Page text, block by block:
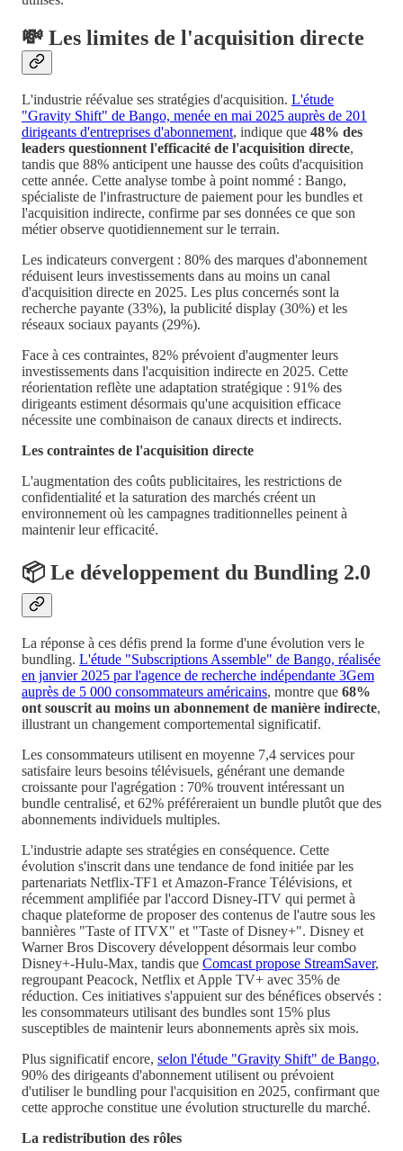
💸 Les limites de l'acquisition directe
L'industrie réévalue ses stratégies d'acquisition. L'étude
"Gravity Shift" de Bango, menée en mai 2025 auprès de 201
dirigeants d'entreprises d'abonnement, indique que 48% des
leaders questionnent l'efficacité de l'acquisition directe,
tandis que 88% anticipent une hausse des coûts d'acquisition
cette année. Cette analyse tombe à point nommé : Bango,
spécialiste de l'infrastructure de paiement pour les bundles et
l'acquisition indirecte, confirme par ses données ce que son
métier observe quotidiennement sur le terrain.
Les indicateurs convergent : 80% des marques d'abonnement
réduisent leurs investissements dans au moins un canal
d'acquisition directe en 2025. Les plus concernés sont la
recherche payante (33%), la publicité display (30%) et les
réseaux sociaux payants (29%).
Face à ces contraintes, 82% prévoient d'augmenter leurs
investissements dans l'acquisition indirecte en 2025. Cette
réorientation reflète une adaptation stratégique : 91% des
dirigeants estiment désormais qu'une acquisition efficace
nécessite une combinaison de canaux directs et indirects.
Les contraintes de l'acquisition directe
L'augmentation des coûts publicitaires, les restrictions de
confidentialité et la saturation des marchés créent un
environnement où les campagnes traditionnelles peinent à
maintenir leur efficacité.
📦 Le développement du Bundling 2.0
La réponse à ces défis prend la forme d'une évolution vers le
bundling. L'étude "Subscriptions Assemble" de Bango, réalisée
en janvier 2025 par l'agence de recherche indépendante 3Gem
auprès de 5 000 consommateurs américains, montre que 68%
ont souscrit au moins un abonnement de manière indirecte,
illustrant un changement comportemental significatif.
Les consommateurs utilisent en moyenne 7,4 services pour
satisfaire leurs besoins télévisuels, générant une demande
croissante pour l'agrégation : 70% trouvent intéressant un
bundle centralisé, et 62% préféreraient un bundle plutôt que des
abonnements individuels multiples.
L'industrie adapte ses stratégies en conséquence. Cette
évolution s'inscrit dans une tendance de fond initiée par les
partenariats Netflix-TF1 et Amazon-France Télévisions, et
récemment amplifiée par l'accord Disney-ITV qui permet à
chaque plateforme de proposer des contenus de l'autre sous les
bannières "Taste of ITVX" et "Taste of Disney+". Disney et
Warner Bros Discovery développent désormais leur combo
Disney+-Hulu-Max, tandis que Comcast propose StreamSaver,
regroupant Peacock, Netflix et Apple TV+ avec 35% de
réduction. Ces initiatives s'appuient sur des bénéfices observés :
les consommateurs utilisant des bundles sont 15% plus
susceptibles de maintenir leurs abonnements après six mois.
Plus significatif encore, selon l'étude "Gravity Shift" de Bango,
90% des dirigeants d'abonnement utilisent ou prévoient
d'utiliser le bundling pour l'acquisition en 2025, confirmant que
cette approche constitue une évolution structurelle du marché.
La redistribution des rôles